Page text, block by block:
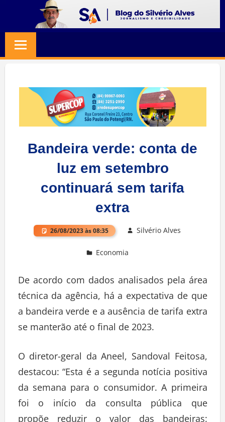
content
SILVERIO
ALVES
Jornalismo
Credibilidade
Bandeira verde: conta de
luz em setembro
continuará sem tarifa
extra
26/08/2023 às 08:35 Silvério Alves
Economia
De acordo com dados analisados pela área
técnica da agência, há a expectativa de que
a bandeira verde e a ausência de tarifa extra
se manterão até o final de 2023.
O diretor-geral da Aneel, Sandoval Feitosa,
destacou: “Esta é a segunda notícia positiva
da semana para o consumidor. A primeira
foi o início da consulta pública que